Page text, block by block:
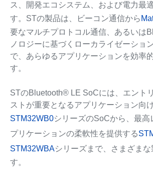
ス、開発エコシステム、および電力最
す。STの製品は、ビーコン通信から
要なマルチプロトコル通信、あるいは
ノロジーに基づくローカライゼーショ
で、あらゆるアプリケーションを効率
す。
STのBluetooth® LE SoCには、エント
ストが重要となるアプリケーション向
STM32WB0シリーズのSoCから、最高
プリケーションの柔軟性を提供する
STM32WBAシリーズまで、さまざまな
す。